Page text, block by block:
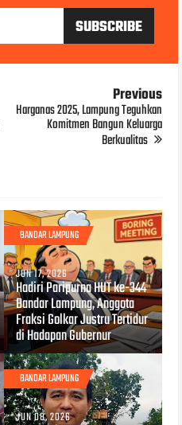
Previous
Harganas 2025, Lampung Teguhkan
Komitmen Bangun Keluarga
Berkualitas
BANDAR LAMPUNG
JUN 17, 2026
Hadiri Paripurna HUT ke-344
Bandar Lampung, Anggota
Fraksi Golkar Justru Tertidur
di Hadapan Gubernur
BANDAR LAMPUNG
JUN 08, 2026